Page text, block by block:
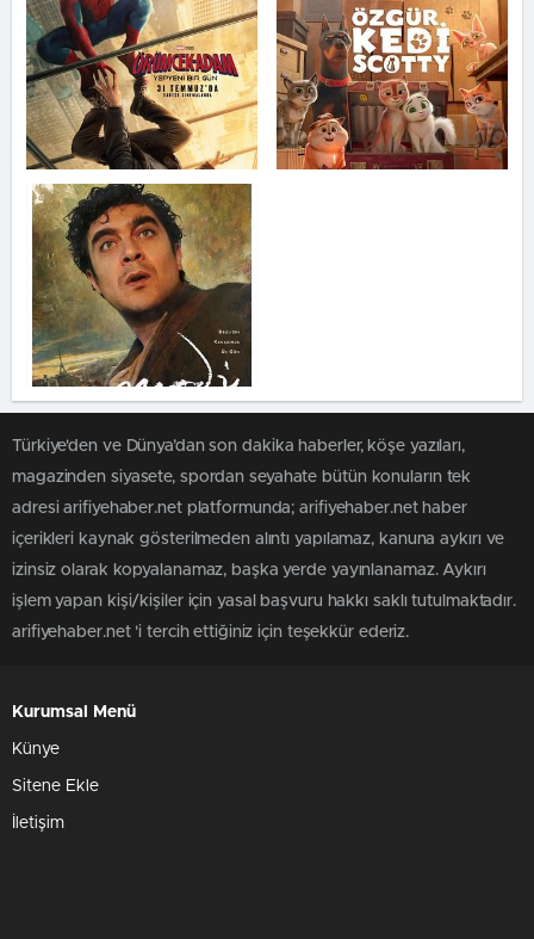
Türkiye'den ve Dünya’dan son dakika haberler, köşe yazıları,
magazinden siyasete, spordan seyahate bütün konuların tek
adresi arifiyehaber.net platformunda; arifiyehaber.net haber
içerikleri kaynak gösterilmeden alıntı yapılamaz, kanuna aykırı ve
izinsiz olarak kopyalanamaz, başka yerde yayınlanamaz. Aykırı
işlem yapan kişi/kişiler için yasal başvuru hakkı saklı tutulmaktadır.
arifiyehaber.net 'i tercih ettiğiniz için teşekkür ederiz.
Kurumsal Menü
Künye
Sitene Ekle
İletişim